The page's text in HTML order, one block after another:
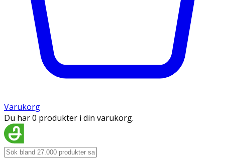
Varukorg
Du har 0 produkter i din varukorg.